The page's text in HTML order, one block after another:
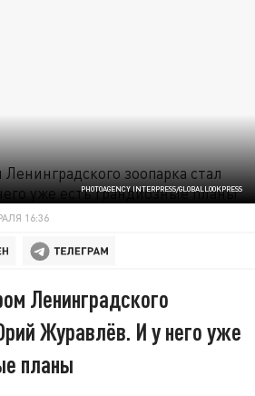
PHOTOAGENCY INTERPRESS/GLOBALLOOKPRESS
16:36
Ленинградского
Журавлёв. И у него уже
планы